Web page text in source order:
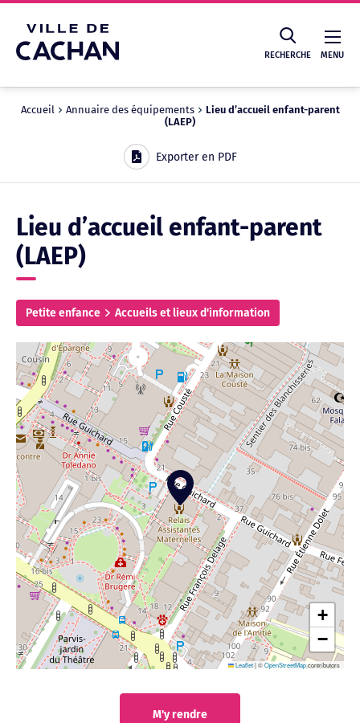
RECHERCHE MENU
Recherche
Accueil Annuaire des équipements
Lieu d’accueil enfant-parent
(LAEP)
Exporter en PDF
Lieu d’accueil enfant-parent
(LAEP)
Petite enfance Accueils et lieux d'information
+
−
Leaflet|©OpenStreetMapcontributors
M'y rendre
Cookies management panel